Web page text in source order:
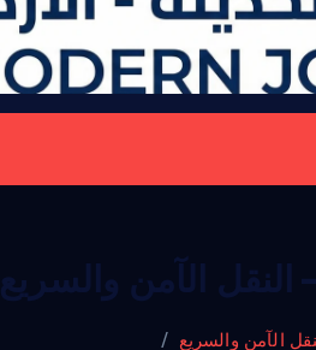
الآمن والسريع
الآمن والسريع